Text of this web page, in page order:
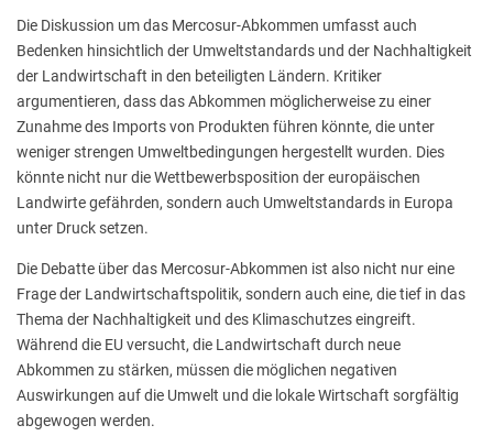
Die Diskussion um das Mercosur-Abkommen umfasst auch
Bedenken hinsichtlich der Umweltstandards und der Nachhaltigkeit
der Landwirtschaft in den beteiligten Ländern. Kritiker
argumentieren, dass das Abkommen möglicherweise zu einer
Zunahme des Imports von Produkten führen könnte, die unter
weniger strengen Umweltbedingungen hergestellt wurden. Dies
könnte nicht nur die Wettbewerbsposition der europäischen
Landwirte gefährden, sondern auch Umweltstandards in Europa
unter Druck setzen.
Die Debatte über das Mercosur-Abkommen ist also nicht nur eine
Frage der Landwirtschaftspolitik, sondern auch eine, die tief in das
Thema der Nachhaltigkeit und des Klimaschutzes eingreift.
Während die EU versucht, die Landwirtschaft durch neue
Abkommen zu stärken, müssen die möglichen negativen
Auswirkungen auf die Umwelt und die lokale Wirtschaft sorgfältig
abgewogen werden.